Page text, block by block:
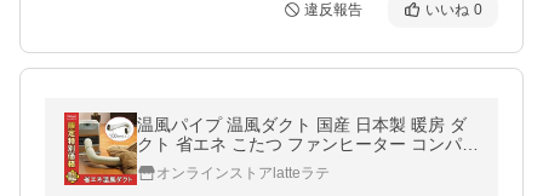
違反報告 いいね 0
温風パイプ 温風ダクト 国産 日本製 暖房 ダ
クト 省エネ こたつ ファンヒーター コンパク
ト 節電 アルミ製 伸縮 長さ調整1〜4m バク
マ工業オンラインストアlatteラテ